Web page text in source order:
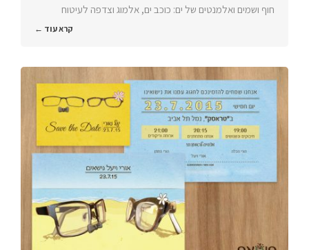
חוף ושמים ואלמנטים של ים: כוכב ים, אלמוג וצדפה לעיטוח
קרא עוד ←